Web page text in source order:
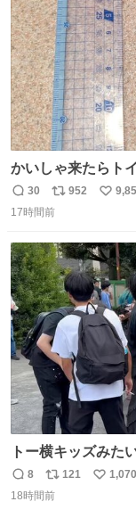
かいしゃ来たらト
ってて横転
返
信
30
リ
ポ
ト
数
952
い
数
17時間前
トー横キッズみた
い
返
信
8
リ
ポ
121
い
1,070
18時間前